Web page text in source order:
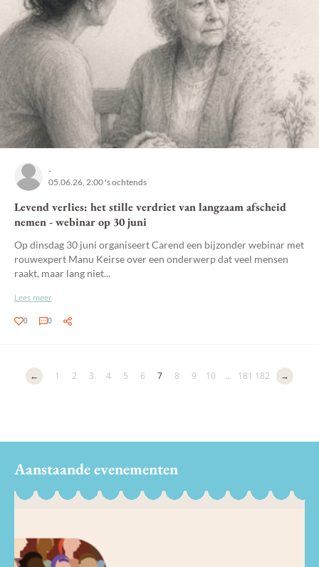
-
05.06.26, 2:00 's ochtends
Levend verlies: het stille verdriet van langzaam afscheid
nemen - webinar op 30 juni
Op dinsdag 30 juni organiseert Carend een bijzonder webinar met
rouwexpert Manu Keirse over een onderwerp dat veel mensen
raakt, maar lang niet...
Lees meer
0 0
← 1 2 3 4 5 6 7 8 9 10 ... 181 182 →
Aanstaande evenementen